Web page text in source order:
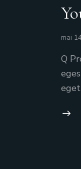
mai
Q